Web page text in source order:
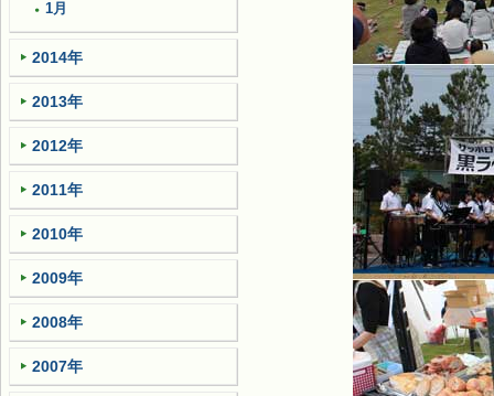
1月
2014年
2013年
2012年
2011年
2010年
2009年
2008年
2007年